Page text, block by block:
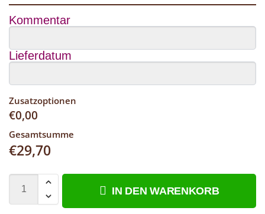
Kommentar
Lieferdatum
Zusatzoptionen
€0,00
Gesamtsumme
€29,70
IN DEN WARENKORB